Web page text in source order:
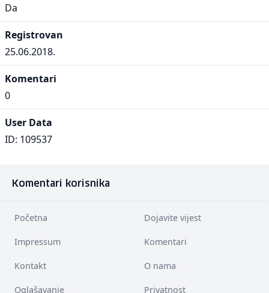
Da
Registrovan
25.06.2018.
Komentari
0
User Data
ID: 109537
Komentari korisnika
Početna Dojavite vijest
Impressum Komentari
Kontakt O nama
Oglašavanje Privatnost